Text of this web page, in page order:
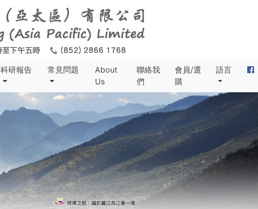
科研報告 常見問題
About
Us
聯絡我
們
會員/選
購
語言